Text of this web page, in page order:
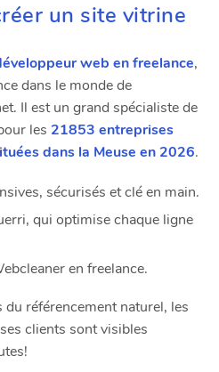
un site vitrine
web en freelance,
dans le monde de
Il est un grand spécialiste de
les 21853 entreprises
dans la Meuse en 2026.
sécurisés et clé en main.
qui optimise chaque ligne
en freelance.
du référencement naturel, les
clients sont visibles